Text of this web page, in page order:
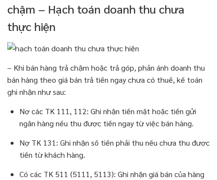
chậm – Hạch toán doanh thu chưa
thực hiện
– Khi bán hàng trả chậm hoặc trả góp, phản ánh doanh thu
bán hàng theo giá bán trả tiền ngay chưa có thuế, kế toán
ghi nhận như sau:
Nợ các TK 111, 112: Ghi nhận tiền mặt hoặc tiền gửi
ngân hàng nếu thu được tiền ngay từ việc bán hàng.
Nợ TK 131: Ghi nhận số tiền phải thu nếu chưa thu được
tiền từ khách hàng.
Có các TK 511 (5111, 5113): Ghi nhận giá bán của hàng